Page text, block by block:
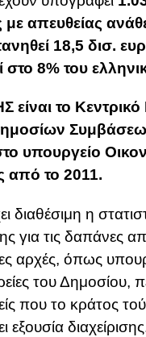
με απευθείας
18,5 δισ.
στο 8% του
το Κεντρικό
υπουργείο
από το 2011.
διαθέσιμη η
για τις δαπάνες
αρχές, όπως
του Δημοσίου,
που το κράτος
εξουσία